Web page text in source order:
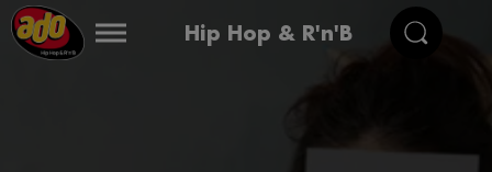
Hip Hop & R'n'B